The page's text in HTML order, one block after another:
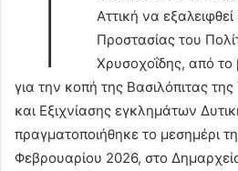
Αττική να
Προστασίας του
Χρυσοχοΐδης, από
για την κοπή της Βασιλόπιτας
και Εξιχνίασης εγκλημάτων
πραγματοποιήθηκε το μεσημέρι
Φεβρουαρίου 2026, στο